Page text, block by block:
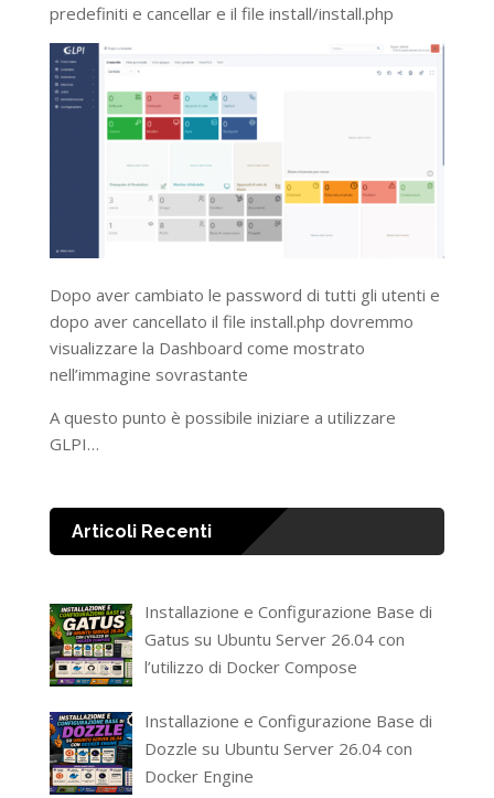
predefiniti e cancellar e il file install/install.php
Dopo aver cambiato le password di tutti gli utenti e
dopo aver cancellato il file install.php dovremmo
visualizzare la Dashboard come mostrato
nell’immagine sovrastante
A questo punto è possibile iniziare a utilizzare
GLPI…
Articoli Recenti
Installazione e Configurazione Base di
Gatus su Ubuntu Server 26.04 con
l’utilizzo di Docker Compose
Installazione e Configurazione Base di
Dozzle su Ubuntu Server 26.04 con
Docker Engine